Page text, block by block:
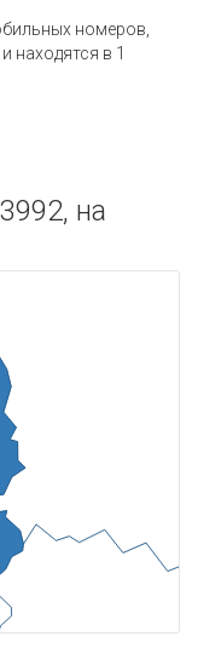
номеров,
находятся в 1
на